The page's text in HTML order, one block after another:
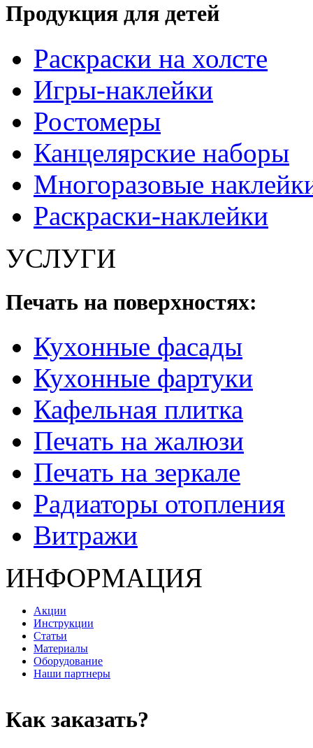
Продукция для детей
Раскраски на холсте
Игры-наклейки
Ростомеры
Канцелярские наборы
Многоразовые
Раскраски-наклейки
УСЛУГИ
Печать на поверхностях:
Кухонные фасады
Кухонные фартуки
Кафельная плитка
Печать на жалюзи
Печать на зеркале
Радиаторы отопления
Витражи
ИНФОРМАЦИЯ
Акции
Инструкции
Статьи
Материалы
Оборудование
Наши партнеры
Как заказать?